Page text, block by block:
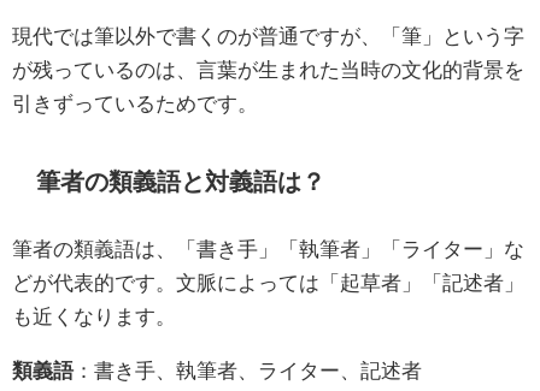
現代では筆以外で書くのが普通ですが、「筆」という字
が残っているのは、言葉が生まれた当時の文化的背景を
引きずっているためです。
筆者の類義語と対義語は？
筆者の類義語は、「書き手」「執筆者」「ライター」な
どが代表的です。文脈によっては「起草者」「記述者」
も近くなります。
類義語：書き手、執筆者、ライター、記述者